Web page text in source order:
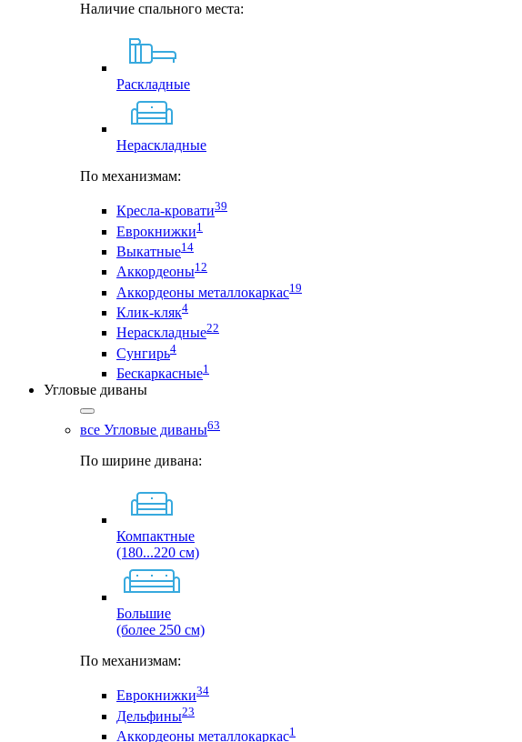
Наличие спального места:
Раскладные
Нераскладные
По механизмам:
Кресла-кровати39
Еврокнижки1
Выкатные14
Аккордеоны12
Аккордеоны металлокаркас19
Клик-кляк4
Нераскладные22
Сунгирь4
Бескаркасные1
Угловые диваны
все Угловые диваны63
По ширине дивана:
Компактные
(180...220 см)
Большие
(более 250 см)
По механизмам:
Еврокнижки34
Дельфины23
Аккордеоны металлокаркас1